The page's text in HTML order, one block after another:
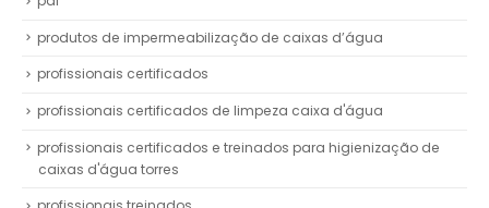
produtos de impermeabilização de caixas d’água
profissionais certificados
profissionais certificados de limpeza caixa d'água
profissionais certificados e treinados para higienização de
caixas d'água torres